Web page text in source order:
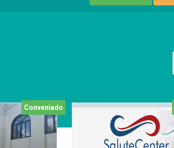
Conveniado